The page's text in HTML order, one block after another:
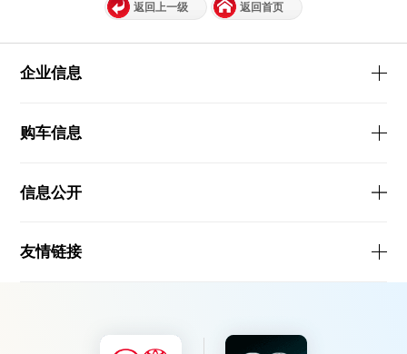
返回上一级 返回首页
企业信息
购车信息
信息公开
友情链接